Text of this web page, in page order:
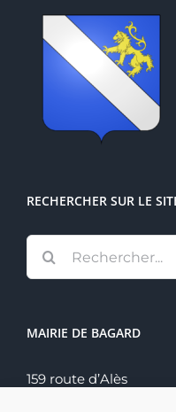
RECHERCHER SUR LE
MAIRIE DE BAGARD
159 route d’Alès